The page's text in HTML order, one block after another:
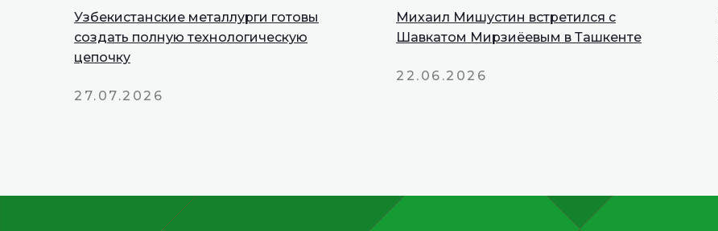
Узбекистанские металлурги готовы
создать полную технологическую
цепочку
27.07.2026
Михаил Мишустин встретился с
Шавкатом Мирзиёевым в Ташкенте
22.06.2026
INNOPROM
Talks